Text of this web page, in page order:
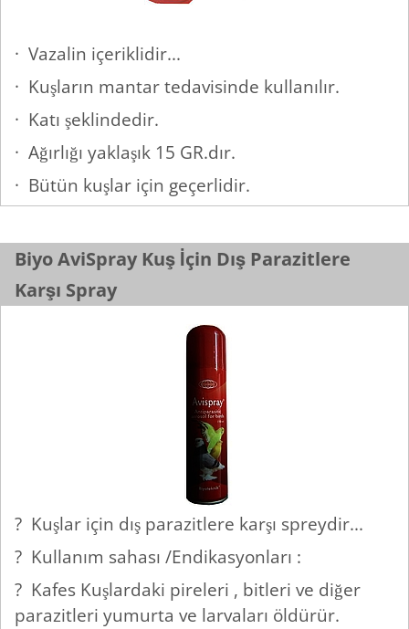
· Vazalin içeriklidir...
· Kuşların mantar tedavisinde kullanılır.
· Katı şeklindedir.
· Ağırlığı yaklaşık 15 GR.dır.
· Bütün kuşlar için geçerlidir.
Biyo AviSpray Kuş İçin Dış Parazitlere
Karşı Spray
? Kuşlar için dış parazitlere karşı spreydir...
? Kullanım sahası /Endikasyonları :
? Kafes Kuşlardaki pireleri , bitleri ve diğer
parazitleri yumurta ve larvaları öldürür.